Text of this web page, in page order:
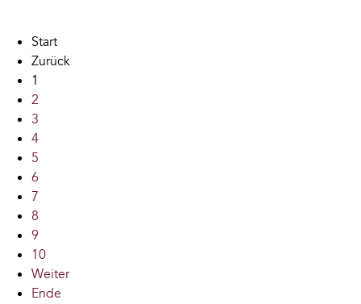
Start
Zurück
1
2
3
4
5
6
7
8
9
10
Weiter
Ende